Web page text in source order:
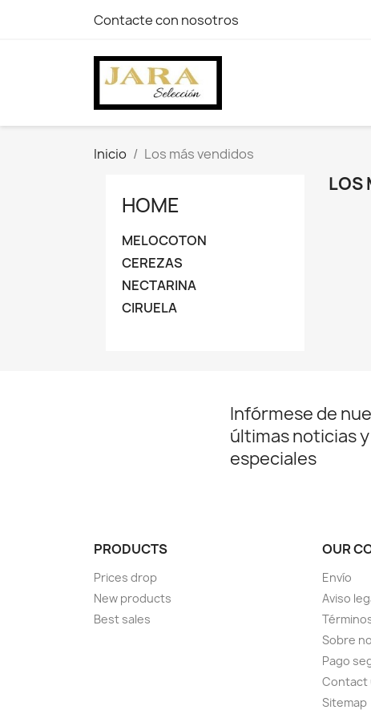
Contacte con nosotros
Inicio Los más vendidos
HOME
MELOCOTON
CEREZAS
NECTARINA
CIRUELA
LOS
Infórmese de
últimas noticias
especiales
PRODUCTS
Prices drop
New products
Best sales
OUR
Envío
Aviso
Sobre
Pago
Contact
Sitemap